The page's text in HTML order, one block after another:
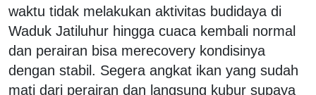
waktu tidak melakukan aktivitas budidaya di
Waduk Jatiluhur hingga cuaca kembali normal
dan perairan bisa merecovery kondisinya
dengan stabil. Segera angkat ikan yang sudah
mati dari perairan dan langsung kubur supaya